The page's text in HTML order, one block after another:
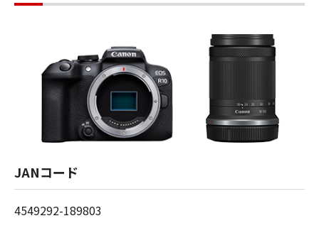
JANコード
4549292-189803